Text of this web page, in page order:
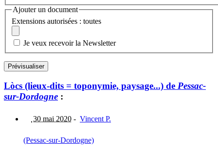
Ajouter un document
Extensions autorisées : toutes
Je veux recevoir la Newsletter
Lòcs (lieux-dits = toponymie, paysage...) de Pessac-
sur-Dordogne :
30 mai 2020 - Vincent P.
(Pessac-sur-Dordogne)